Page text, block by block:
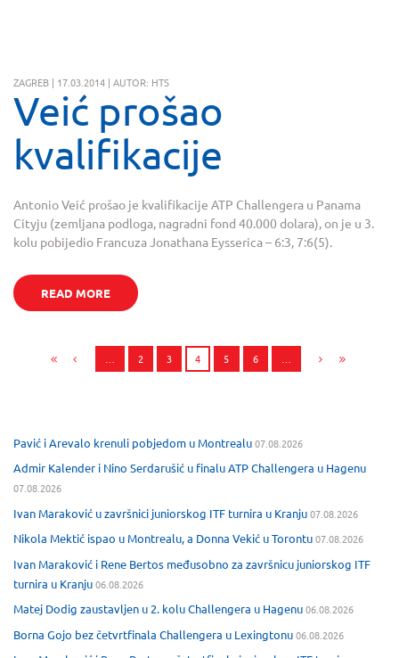
ZAGREB | 17.03.2014 | AUTOR: HTS
Veić prošao
kvalifikacije
Antonio Veić prošao je kvalifikacije ATP Challengera u Panama
Cityju (zemljana podloga, nagradni fond 40.000 dolara), on je u 3.
kolu pobijedio Francuza Jonathana Eysserica – 6:3, 7:6(5).
READ MORE
2 3 4 5 6
Pavić i Arevalo krenuli pobjedom u Montrealu07.08.2026
Admir Kalender i Nino Serdarušić u finalu ATP Challengera u Hagenu
07.08.2026
Ivan Maraković u završnici juniorskog ITF turnira u Kranju07.08.2026
Nikola Mektić ispao u Montrealu, a Donna Vekić u Torontu07.08.2026
Ivan Maraković i Rene Bertos međusobno za završnicu juniorskog ITF
turnira u Kranju06.08.2026
Matej Dodig zaustavljen u 2. kolu Challengera u Hagenu06.08.2026
Borna Gojo bez četvrtfinala Challengera u Lexingtonu06.08.2026